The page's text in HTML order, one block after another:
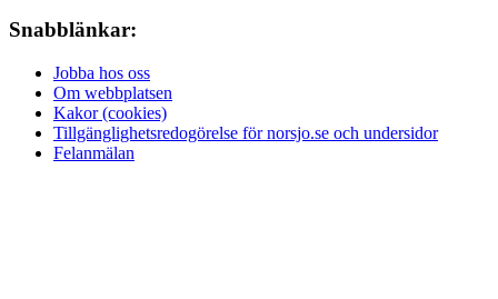
Snabblänkar:
Jobba hos oss
Om webbplatsen
Kakor (cookies)
Tillgänglighetsredogörelse för norsjo.se och undersidor
Felanmälan